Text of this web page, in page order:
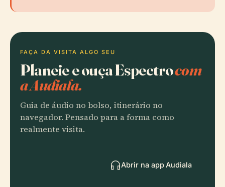
FAÇA DA VISITA ALGO SEU
Planeie e ouça Espectrocom
a Audiala.
Guia de áudio no bolso, itinerário no
navegador. Pensado para a forma como
realmente visita.
Abrir na app Audiala